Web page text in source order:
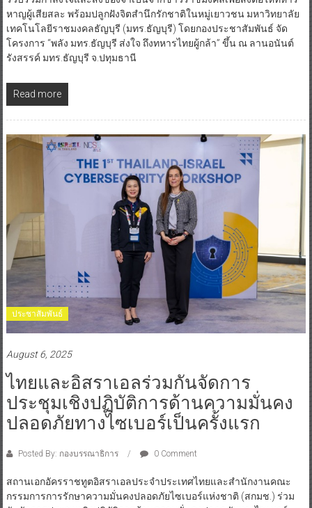
หาญผู้เสียสละ พร้อมปลูกฝังจิตสำนึกรักชาติในหมู่เยาวชน มหาวิทยาลัย
เทคโนโลยีราชมงคลธัญบุรี (มทร.ธัญบุรี) โดยกองประชาสัมพันธ์ จัด
โครงการ “พลัง มทร.ธัญบุรี ส่งใจ ถึงทหารไทยผู้กล้า” ขึ้น ณ ลานอนันต์
รังสรรค์ มทร.ธัญบุรี จ.ปทุมธานี
Read more
ประชาสัมพันธ์
August 6, 2025
ไทยและอิสราเอลร่วมกันจัดการ
ประชุมเชิงปฏิบัติการด้านความมั่นคง
ปลอดภัยทางไซเบอร์เป็นครั้งแรก
Posted By: กองบรรณาธิการ 0 Comment
สถานเอกอัครราชทูตอิสราเอลประจำประเทศไทยและสำนักงานคณะ
กรรมการการรักษาความมั่นคงปลอดภัยไซเบอร์แห่งชาติ (สกมช.) ร่วม